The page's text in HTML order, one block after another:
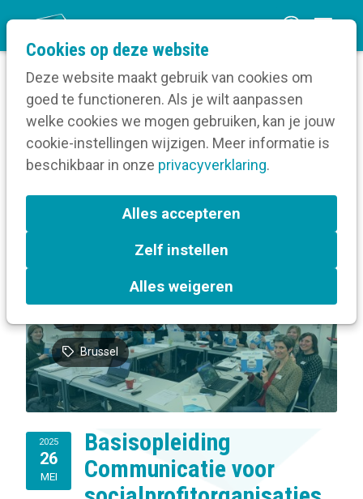
Cookies op deze website
Deze website maakt gebruik van cookies om
goed te functioneren. Als je wilt aanpassen
welke cookies we mogen gebruiken, kan je jouw
cookie-instellingen wijzigen. Meer informatie is
beschikbaar in onze privacyverklaring.
Alles accepteren
Zelf instellen
Alles weigeren
n
m
Home
Volg een opleiding
Locatie van Basisopleiding Communicatie voor
socialprofitorganisaties
Terug naar bijeenkomsten-overzicht
Communicatiebeleidsplan
Brussel
2025
26
MEI
Basisopleiding
Communicatie voor